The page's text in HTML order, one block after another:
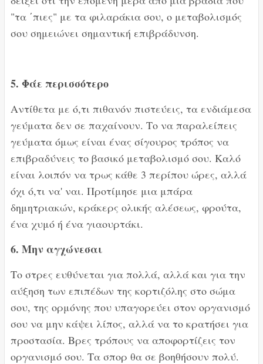
"τα ΄πιες" με τα φιλαράκια σου, ο μεταβολισμός
σου σημειώνει σημαντική επιβράδυνση.
5. Φάε περισσότερο
Αντίθετα με ό,τι πιθανόν πιστεύεις, τα ενδιάμεσα
γεύματα δεν σε παχαίνουν. Το να παραλείπεις
γεύματα όμως είναι ένας σίγουρος τρόπος να
επιβραδύνεις το βασικό μεταβολισμό σου. Καλό
είναι λοιπόν να τρως κάθε 3 περίπου ώρες, αλλά
όχι ό,τι να' ναι. Προτίμησε μια μπάρα
δημητριακών, κράκερς ολικής αλέσεως, φρούτα,
ένα χυμό ή ένα γιαουρτάκι.
6. Μην αγχώνεσαι
Το στρες ευθύνεται για πολλά, αλλά και για την
αύξηση των επιπέδων της κορτιζόλης στο σώμα
σου, της ορμόνης που υπαγορεύει στον οργανισμό
σου να μην κάψει λίπος, αλλά να το κρατήσει για
προστασία. Βρες τρόπους να αποφορτίζεις τον
οργανισμό σου. Τα σπορ θα σε βοηθήσουν πολύ.